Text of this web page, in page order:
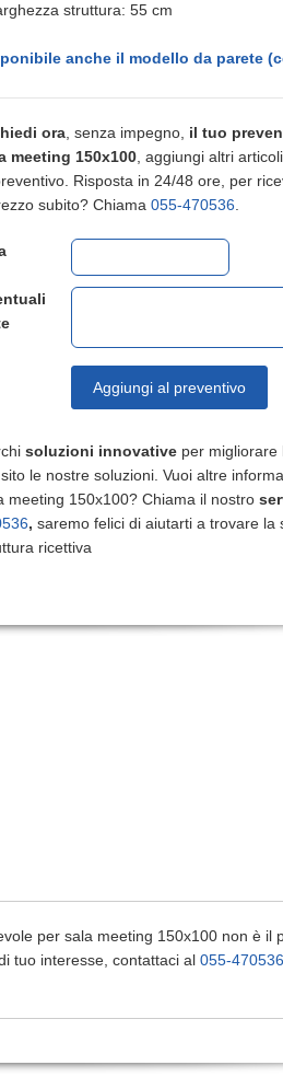
struttura: 55 cm
anche il modello da parete
ora , senza impegno, il tuo
meeting 150x100 , aggiungi altri
Risposta in 24/48 ore, per
subito? Chiama 055-470536
Aggiungi al preventivo
soluzioni innovative per migliorare
le nostre soluzioni. Vuoi altre
meeting 150x100? Chiama il nostro
, saremo felici di aiutarti a trovare la
ricettiva
per sala meeting 150x100 non è il
tuo interesse, contattaci al 055-470536